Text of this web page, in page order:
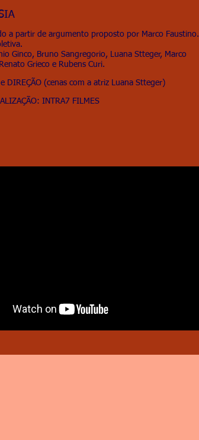
a partir de argumento proposto por Marco Faustino.
Ginco, Bruno Sangregorio, Luana Stteger, Marco
Grieco e Rubens Curi.
e DIREÇÃO (cenas com a atriz Luana Stteger)
INTRA7 FILMES